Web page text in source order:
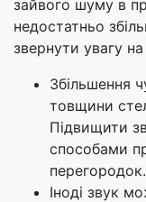
зайвого шуму в
недостатньо
звернути увагу
Збільшення
товщини
Підвищити
способами
перегородок.
Іноді звук